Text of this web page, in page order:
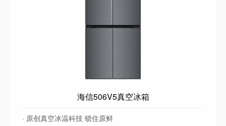
海信506V5真空冰箱
· 原创真空冰温科技 锁住原鲜